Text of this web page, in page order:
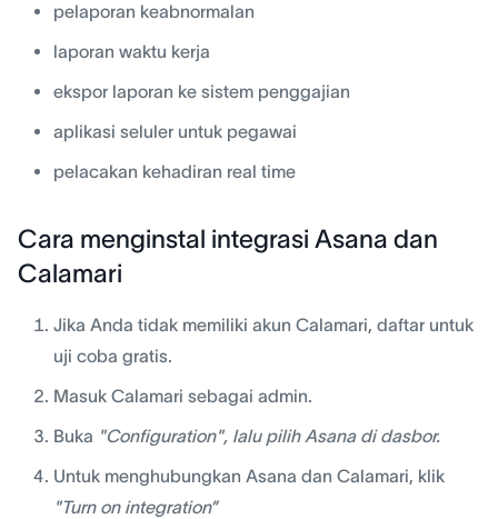
pelaporan keabnormalan
laporan waktu kerja
ekspor laporan ke sistem penggajian
aplikasi seluler untuk pegawai
pelacakan kehadiran real time
Cara menginstal integrasi Asana dan
Calamari
Jika Anda tidak memiliki akun Calamari, daftar untuk
uji coba gratis.
Masuk Calamari sebagai admin.
Buka "Configuration", lalu pilih Asana di dasbor.
Untuk menghubungkan Asana dan Calamari, klik
"Turn on integration”